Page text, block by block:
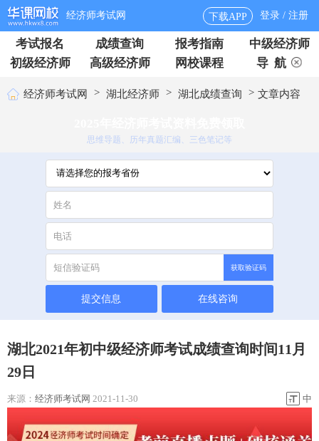
经济师考试网 下载APP 登录 / 注册
考试报名 成绩查询 报考指南
中级经济师
初级经济师
高级经济师 网校课程 导 航
经济师考试网 > 湖北经济师 > 湖北成绩查询 > 文章内容
思维导题、历年真题汇编、三色笔记等
获取验证码
提交信息 在线咨询
湖北2021年初中级经济师考试成绩查询时间11月
29日
来源： 经济师考试网 2021-11-30 中